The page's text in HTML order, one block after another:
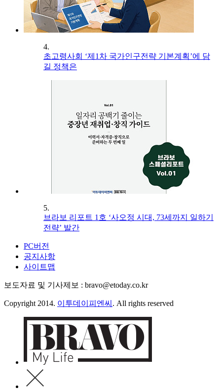
4.
초고령사회 ‘제1차 국가인구전략 기본계획’에 담
길 정책은
5.
브라보 리포트 1호 ‘사오정 시대, 73세까지 일하기
전략’ 발간
PC버전
공지사항
사이트맵
보도자료 및 기사제보 : bravo@etoday.co.kr
Copyright 2014. 이투데이피엔씨 . All rights reserved